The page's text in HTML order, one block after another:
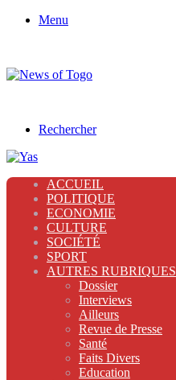
Menu
Rechercher
ACCUEIL
POLITIQUE
ECONOMIE
CULTURE
SOCIÉTÉ
SPORT
AUTRES RUBRIQUES
Dossier
Interviews
Ailleurs
Revue de Presse
Santé
Faits Divers
Education